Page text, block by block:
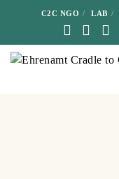
C2C NGO LAB